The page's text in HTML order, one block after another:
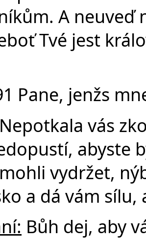
A neuveď
Tvé jest
Pane, jenžs
Nepotkala vás
abyste
vydržet,
a dá vám
Bůh dej, aby